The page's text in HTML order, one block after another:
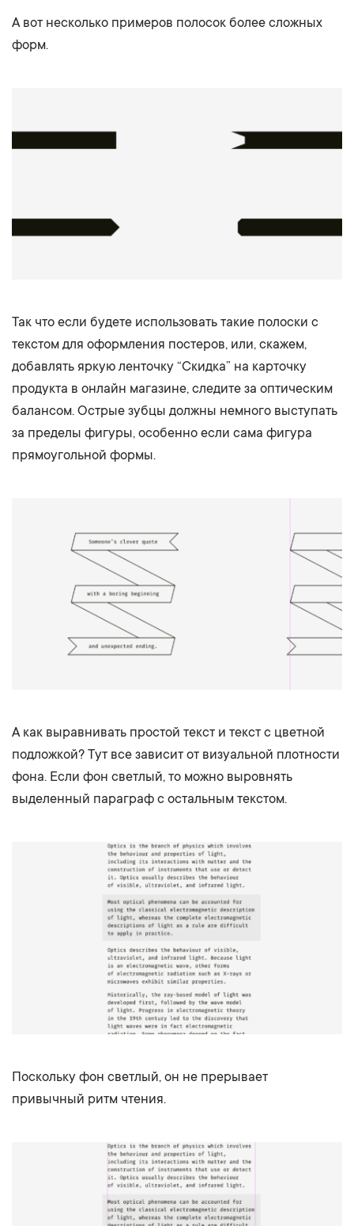
А вот несколько примеров полосок более сложных
форм.
Так что если будете использовать такие полоски с
текстом для оформления постеров, или, скажем,
добавлять яркую ленточку “Скидка” на карточку
продукта в онлайн магазине, следите за оптическим
балансом. Острые зубцы должны немного выступать
за пределы фигуры, особенно если сама фигура
прямоугольной формы.
А как выравнивать простой текст и текст с цветной
подложкой? Тут все зависит от визуальной плотности
фона. Если фон светлый, то можно выровнять
выделенный параграф с остальным текстом.
Поскольку фон светлый, он не прерывает
привычный ритм чтения.